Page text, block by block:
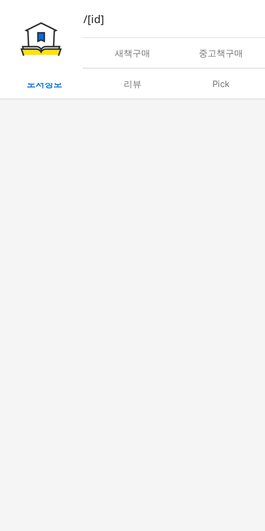
book/rent/[id]
대여 새책구매 중고책구매
도서정보 리뷰 Pick